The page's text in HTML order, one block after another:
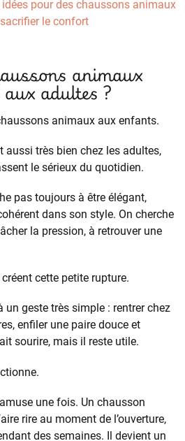
idées pour des chaussons animaux
le confort
animaux
adultes ?
animaux aux enfants.
très bien chez les adultes,
le sérieux du quotidien.
pas toujours à être élégant,
dans son style. On cherche
la pression, à retrouver une
cette petite rupture.
un geste très simple : rentrer chez
enfiler une paire douce et
sourire, mais il reste utile.
une fois. Un chausson
rire au moment de l’ouverture,
des semaines. Il devient un